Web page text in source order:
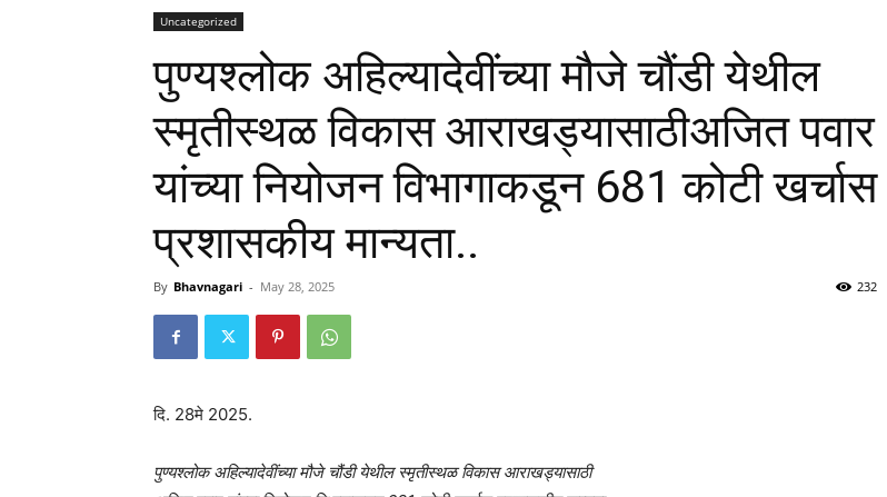
Uncategorized
पुण्यश्लोक अहिल्यादेवींच्या मौजे चौंडी येथील
स्मृतीस्थळ विकास आराखड्यासाठीअजित पवार
यांच्या नियोजन विभागाकडून 681 कोटी खर्चास
प्रशासकीय मान्यता..
By Bhavnagari - May 28, 2025 232
दि. 28मे 2025.
पुण्यश्लोक अहिल्यादेवींच्या मौजे चौंडी येथील स्मृतीस्थळ विकास आराखड्यासाठी